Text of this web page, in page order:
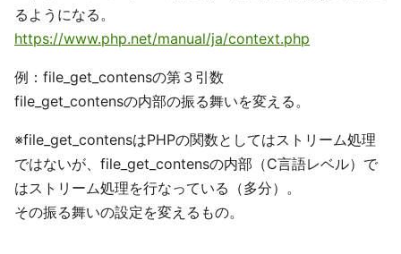
るようになる。
https://www.php.net/manual/ja/context.php
例：file_get_contensの第３引数
file_get_contensの内部の振る舞いを変える。
※file_get_contensはPHPの関数としてはストリーム処理
ではないが、file_get_contensの内部（C言語レベル）で
はストリーム処理を行なっている（多分）。
その振る舞いの設定を変えるもの。